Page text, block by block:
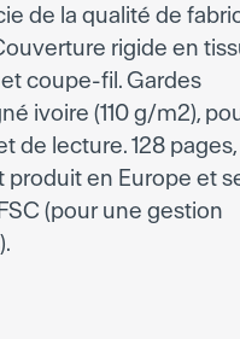
de la qualité de
rigide en
coupe-fil. Gardes
ivoire (110 g/m2),
de lecture. 128
produit en Europe et
(pour une gestion